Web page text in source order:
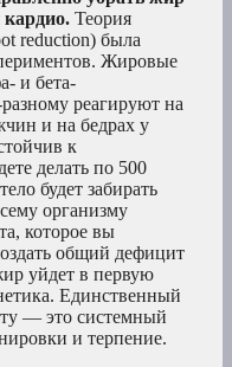
Теория
reduction) была
Жировые
и бета-
реагируют на
и на бедрах у
к
делать по 500
будет забирать
организму
которое вы
общий дефицит
уйдет в первую
Единственный
— это системный
и терпение.